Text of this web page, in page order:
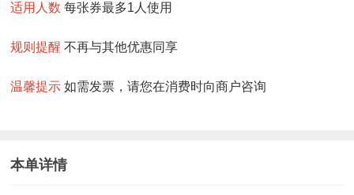
适用人数 每张券最多1人使用
规则提醒 不再与其他优惠同享
温馨提示 如需发票，请您在消费时向商户咨询
本单详情